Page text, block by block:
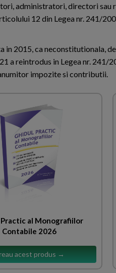
administratori, directori sau
12 din Legea nr. 241/
2015, ca neconstitutionala,
a reintrodus in Legea nr.
impozite si contributii.
al Monografiilor
Contabile 2026
acest produs →